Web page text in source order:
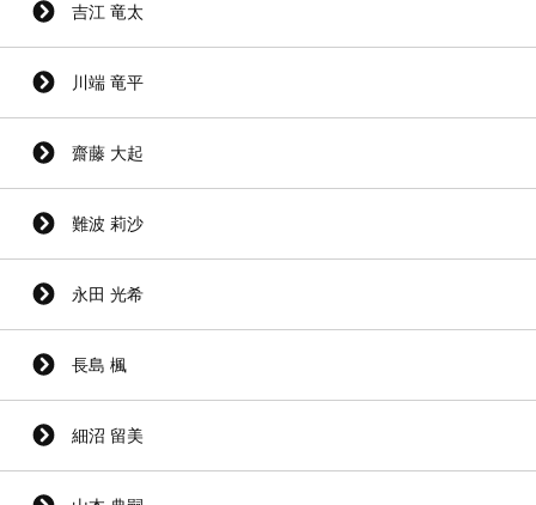
吉江 竜太
川端 竜平
齋藤 大起
難波 莉沙
永田 光希
長島 楓
細沼 留美